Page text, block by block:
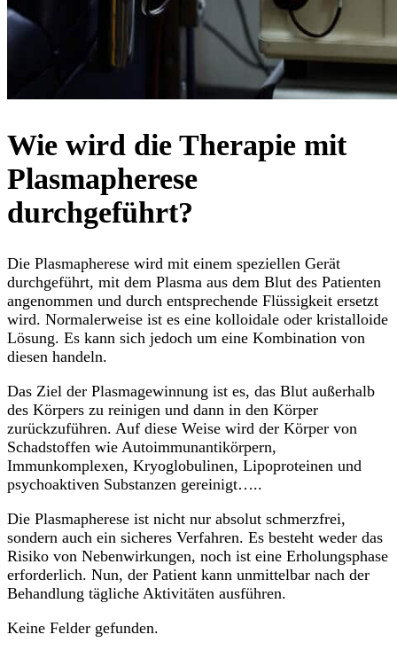
Wie wird die Therapie mit
Plasmapherese
durchgeführt?
Die Plasmapherese wird mit einem speziellen Gerät
durchgeführt, mit dem Plasma aus dem Blut des Patienten
angenommen und durch entsprechende Flüssigkeit ersetzt
wird. Normalerweise ist es eine kolloidale oder kristalloide
Lösung. Es kann sich jedoch um eine Kombination von
diesen handeln.
Das Ziel der Plasmagewinnung ist es, das Blut außerhalb
des Körpers zu reinigen und dann in den Körper
zurückzuführen. Auf diese Weise wird der Körper von
Schadstoffen wie Autoimmunantikörpern,
Immunkomplexen, Kryoglobulinen, Lipoproteinen und
psychoaktiven Substanzen gereinigt…..
Die Plasmapherese ist nicht nur absolut schmerzfrei,
sondern auch ein sicheres Verfahren. Es besteht weder das
Risiko von Nebenwirkungen, noch ist eine Erholungsphase
erforderlich. Nun, der Patient kann unmittelbar nach der
Behandlung tägliche Aktivitäten ausführen.
Keine Felder gefunden.